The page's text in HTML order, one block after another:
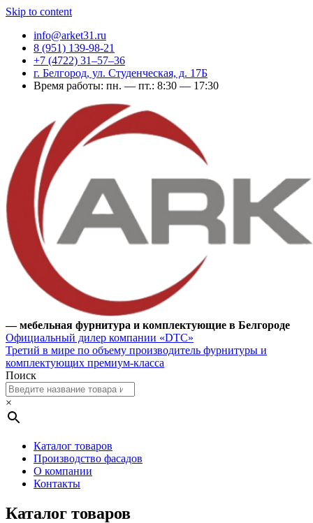
Skip to content
info@arket31.ru
8 (951) 139-98-21
+7 (4722) 31‒57‒36
г. Белгород, ул. Студенческая, д. 17Б
Время работы: пн. — пт.: 8:30 — 17:30
— мебельная фурнитура и комплектующие в Белгороде
Официальный дилер компании «DTC»
Третий в мире по объему производитель фурнитуры и
комплектующих премиум-класса
Поиск
×
Каталог товаров
Производство фасадов
О компании
Контакты
Каталог товаров